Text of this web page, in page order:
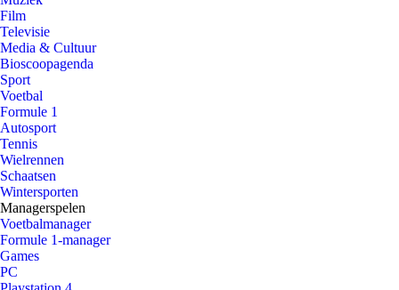
Film
Televisie
Media & Cultuur
Bioscoopagenda
Sport
Voetbal
Formule 1
Autosport
Tennis
Wielrennen
Schaatsen
Wintersporten
Managerspelen
Voetbalmanager
Formule 1-manager
Games
PC